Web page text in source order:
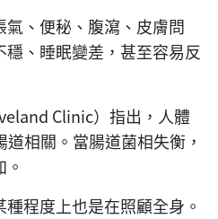
、便秘、腹瀉、皮膚問
、睡眠變差，甚至容易反
Clinic）指出，人體
相關。當腸道菌相失衡，
程度上也是在照顧全身。